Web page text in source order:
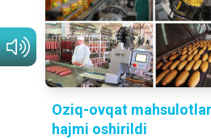
Oziq-ovqat
hajmi oshirildi